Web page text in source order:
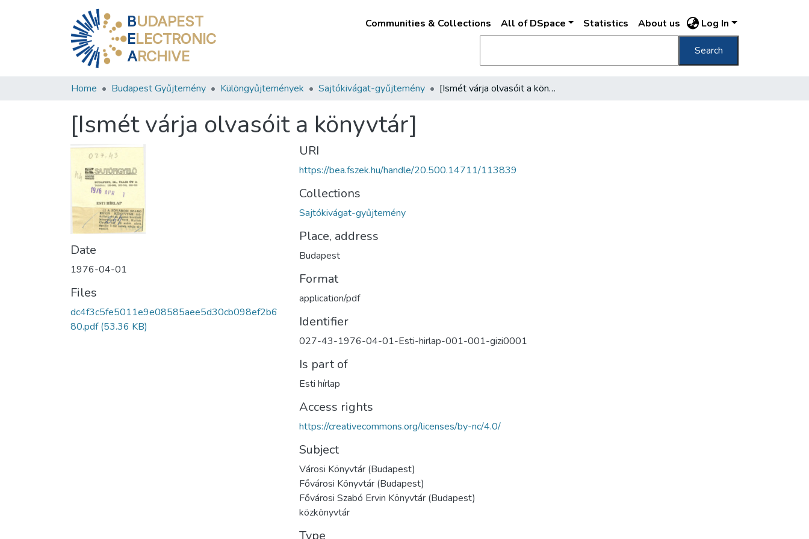
BUDAPEST
ELECTRONIC
ARCHIVE
Communities & Collections All of DSpace Statistics About us Log In
Search
Home Budapest Gyűjtemény Különgyűjtemények Sajtókivágat-gyűjtemény [Ismét várja olvasóit a könyvtár]
[Ismét várja olvasóit a könyvtár]
Date
1976-04-01
Files
dc4f3c5fe5011e9e08585aee5d30cb098ef2b6
80.pdf(53.36 KB)
URI
https://bea.fszek.hu/handle/20.500.14711/113839
Collections
Sajtókivágat-gyűjtemény
Place, address
Budapest
Format
application/pdf
Identifier
027-43-1976-04-01-Esti-hirlap-001-001-gizi0001
Is part of
Esti hírlap
Access rights
https://creativecommons.org/licenses/by-nc/4.0/
Subject
Városi Könyvtár (Budapest)
Fővárosi Könyvtár (Budapest)
Fővárosi Szabó Ervin Könyvtár (Budapest)
közkönyvtár
Type